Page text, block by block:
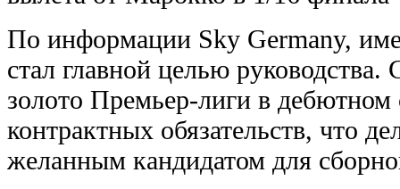
По информации Sky Germany,
стал главной целью
золото Премьер-лиги в дебютном
контрактных обязательств, что
желанным кандидатом для